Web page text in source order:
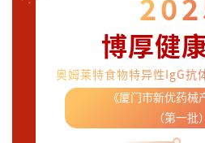
博厚健
奥姆莱特食物特异性IgG抗
《厦门市新优药械
（第一批）